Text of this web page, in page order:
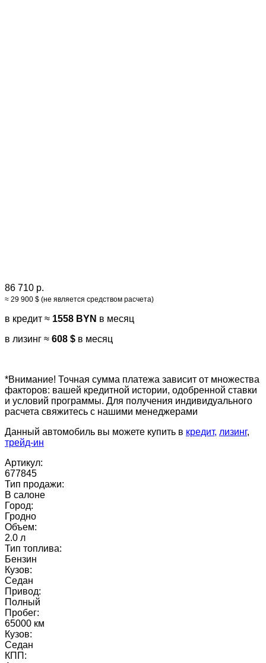
86 710 р.
≈ 29 900 $ (не является средством расчета)
в кредит ≈ 1558 BYN в месяц
в лизинг ≈ 608 $ в месяц
*Внимание! Точная сумма платежа зависит от множества
факторов: вашей кредитной истории, одобренной ставки
и условий программы. Для получения индивидуального
расчета свяжитесь с нашими менеджерами
Данный автомобиль вы можете купить в кредит, лизинг,
трейд-ин
Артикул:
677845
Тип продажи:
В салоне
Город:
Гродно
Объем:
2.0 л
Тип топлива:
Бензин
Кузов:
Седан
Привод:
Полный
Пробег:
65000 км
Кузов:
Седан
КПП: